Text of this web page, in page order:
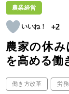
農業経営
+2
農家の休
を高める働
働き方改革 労